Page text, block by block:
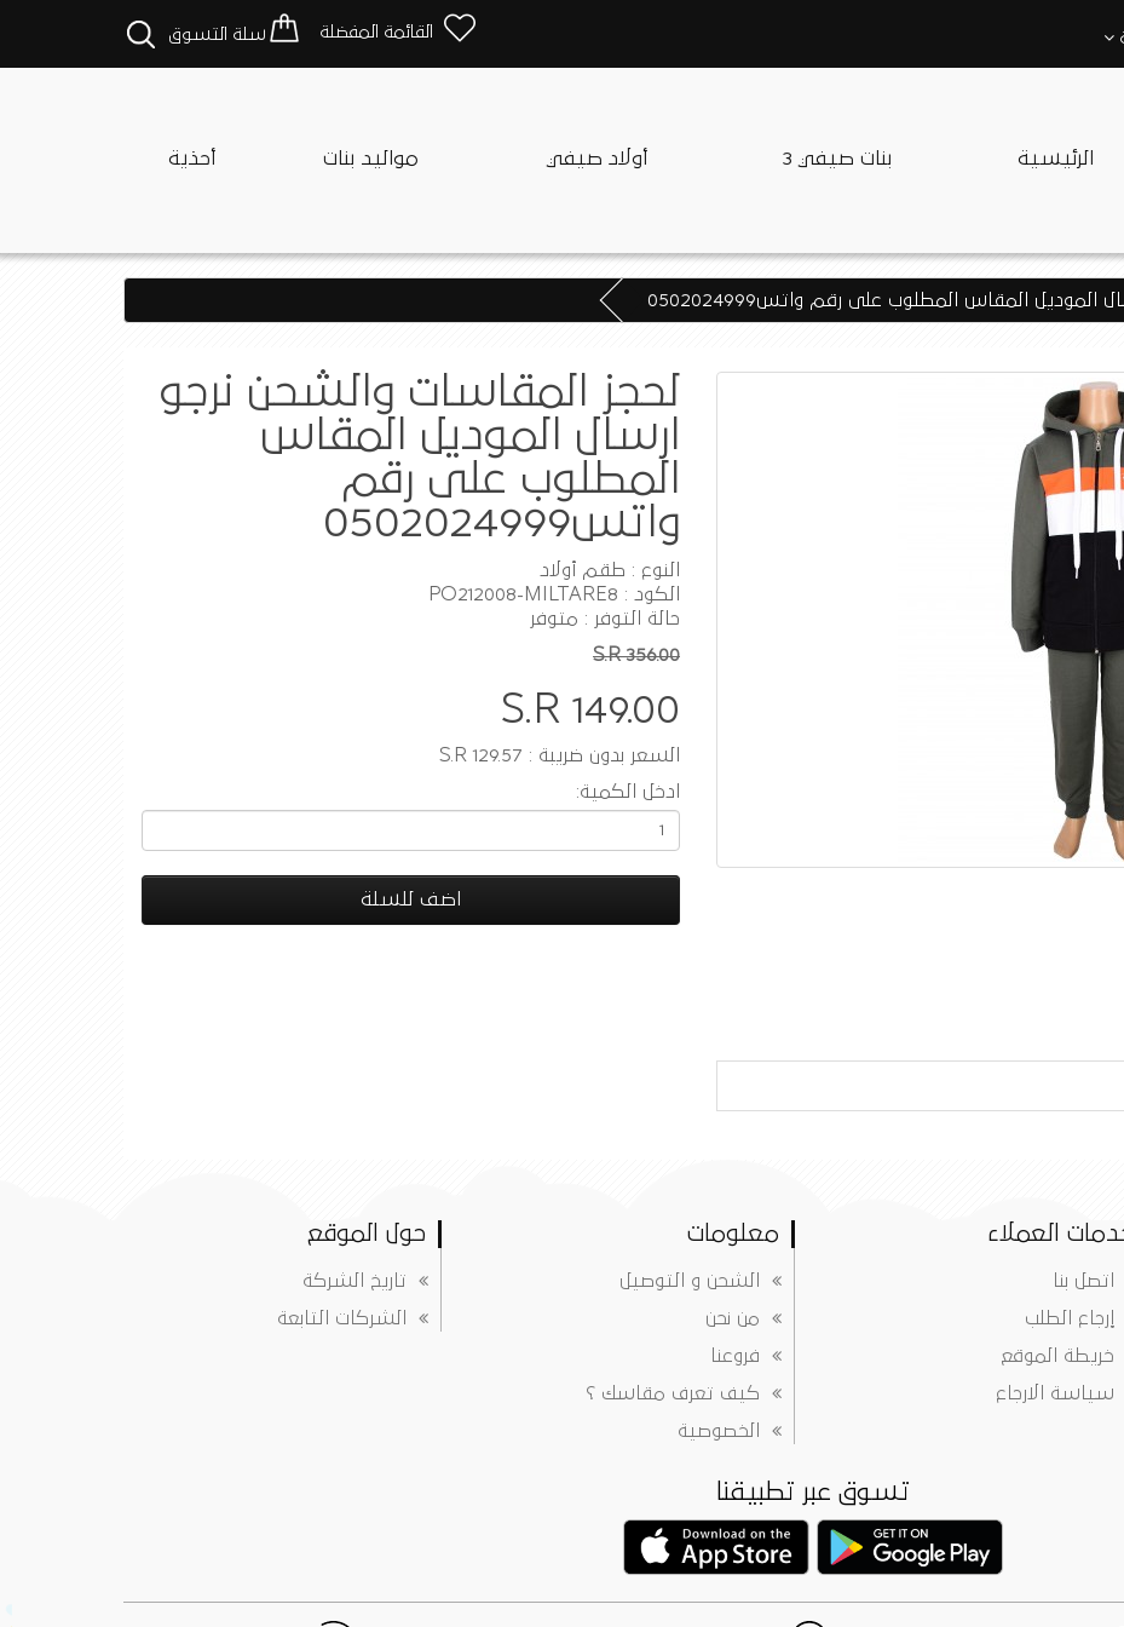
القائمة المفضلة سلة التسوق
الرئيسية بنات صيفي 3 أولاد صيفي مواليد بنات أحذية
المقاس المطلوب على رقم واتس0502024999
لحجز المقاسات والشحن نرجو
ارسال الموديل المقاس
المطلوب على رقم
واتس0502024999
النوع : طقم أولاد
الكود : PO212008-MILTARE8
حالة التوفر : متوفر
S.R 356.00
S.R 149.00
السعر بدون ضريبة : S.R 129.57
ادخل الكمية:
اضف للسلة
العملاء
اتصل بنا
إرجاع الطلب
خريطة الموقع
سياسة الارجاع
معلومات
الشحن و التوصيل
من نحن
فروعنا
كيف تعرف مقاسك ؟
الخصوصية
حول الموقع
تاريخ الشركة
الشركات التابعة
تسوق عبر تطبيقنا